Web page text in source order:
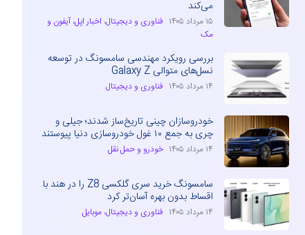
می‌کند
۱۵ مرداد ۱۴۰۵ فناوری و دیجیتال، اخبار اپل، آیفون و
مک
بررسی رویکرد مهندسی سامسونگ در توسعه
نسل‌های متوالی Galaxy Z
۱۴ مرداد ۱۴۰۵ فناوری و دیجیتال
خودروسازان چینی تاریخ‌ساز شدند؛ جیلی و
چری به جمع ۱۰ غول خودروسازی دنیا پیوستند
۱۴ مرداد ۱۴۰۵ خودرو و حمل نقل
سامسونگ خرید سری گلکسی Z8 را در هند با
اقساط بدون بهره آسان‌تر کرد
۱۴ مرداد ۱۴۰۵ فناوری و دیجیتال،موبایل